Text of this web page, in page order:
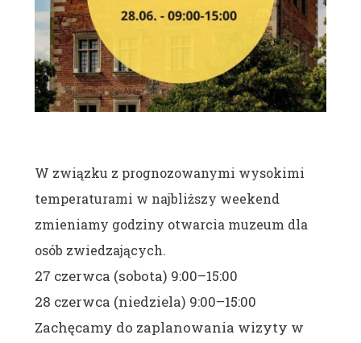
W związku z prognozowanymi wysokimi
temperaturami w najbliższy weekend
zmieniamy godziny otwarcia muzeum dla
osób zwiedzających.
27 czerwca (sobota) 9:00–15:00
28 czerwca (niedziela) 9:00–15:00
Zachęcamy do zaplanowania wizyty w